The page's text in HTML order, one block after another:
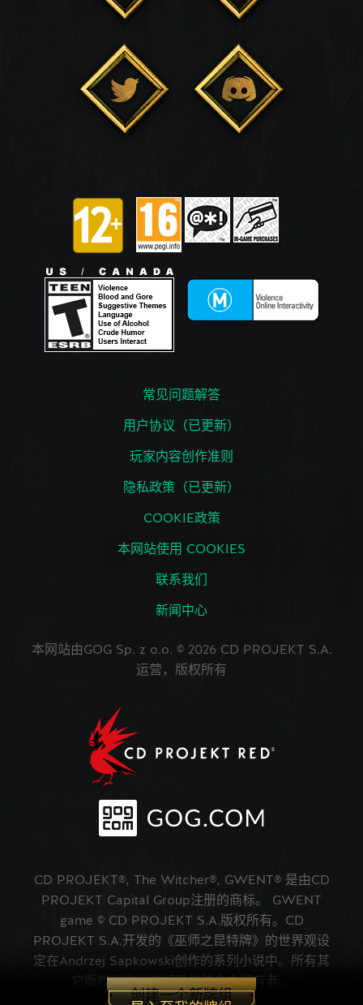
创建一个新牌组
常见问题解答
用户协议（已更新）
玩家内容创作准则
隐私政策（已更新）
COOKIE政策
本网站使用 COOKIES
联系我们
新闻中心
本网站由GOG Sp. z o.o. © 2026 CD PROJEKT S.A.
运营，版权所有
CD PROJEKT®, The Witcher®, GWENT® 是由CD
PROJEKT Capital Group注册的商标。 GWENT
game © CD PROJEKT S.A.版权所有。CD
PROJEKT S.A.开发的《巫师之昆特牌》的世界观设
定在Andrzej Sapkowski创作的系列小说中。所有其
它版权和商标权都属于其各自拥有者。